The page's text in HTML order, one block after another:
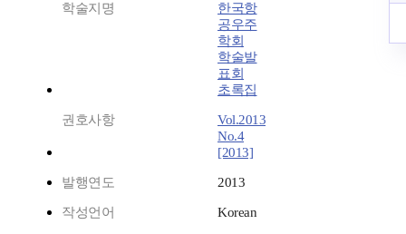
학술지명
한국항
공우주
학회
학술발
표회
초록집
권호사항
Vol.2013
No.4
[2013]
발행연도 2013
작성언어 Korean